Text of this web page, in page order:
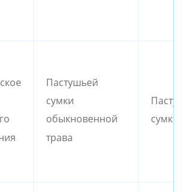
Пастушьей
сумки
обыкновенной
трава
сумки